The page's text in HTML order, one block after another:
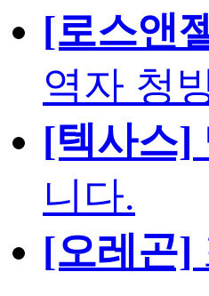
[로스앤
역자 청
[텍사스]
니다.
[오레곤]